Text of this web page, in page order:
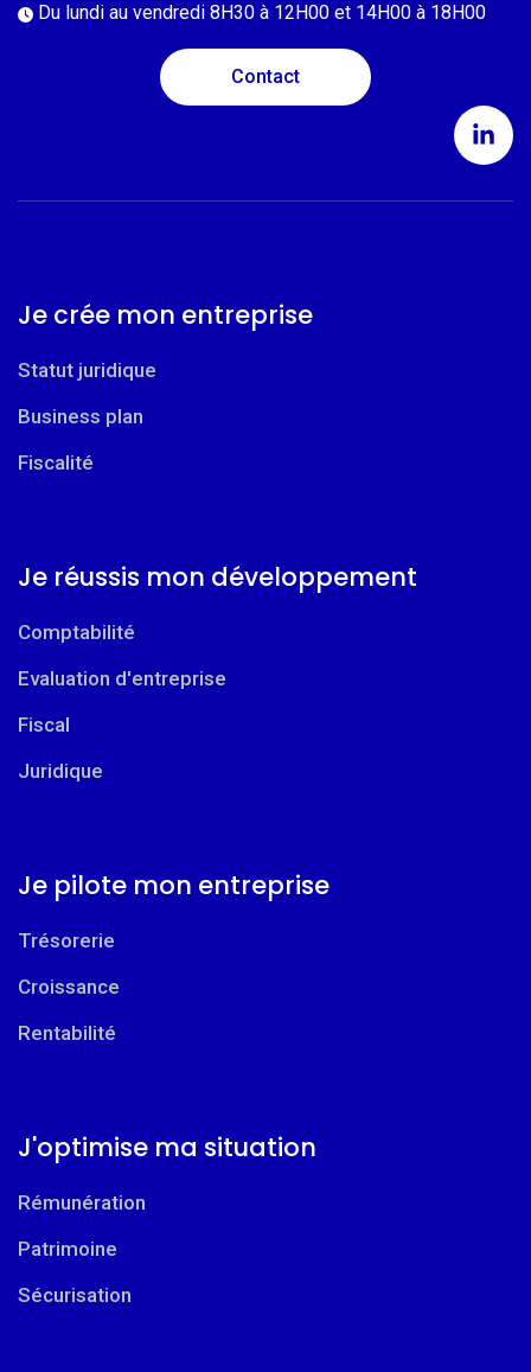
Du lundi au vendredi 8H30 à 12H00 et 14H00 à 18H00
Contact
Je crée mon entreprise
Statut juridique
Business plan
Fiscalité
Je réussis mon développement
Comptabilité
Evaluation d'entreprise
Fiscal
Juridique
Je pilote mon entreprise
Trésorerie
Croissance
Rentabilité
J'optimise ma situation
Rémunération
Patrimoine
Sécurisation